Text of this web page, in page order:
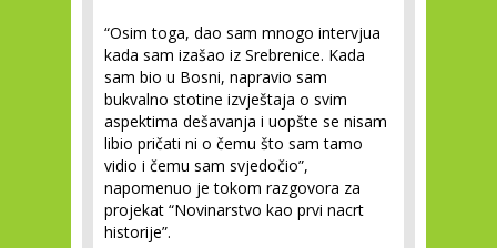
“Osim toga, dao sam mnogo intervjua
kada sam izašao iz Srebrenice. Kada
sam bio u Bosni, napravio sam
bukvalno stotine izvještaja o svim
aspektima dešavanja i uopšte se nisam
libio pričati ni o čemu što sam tamo
vidio i čemu sam svjedočio”,
napomenuo je tokom razgovora za
projekat “Novinarstvo kao prvi nacrt
historije”.